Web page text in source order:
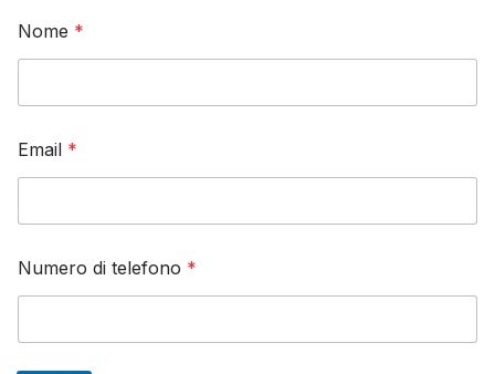
Nome *
i
N
m
t
e
l
f
Email *
Numero di telefono *